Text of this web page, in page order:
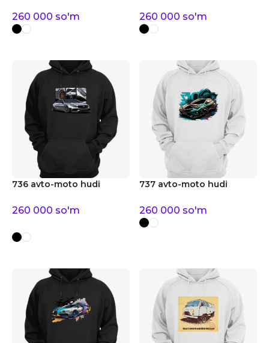
260 000 so'm 260 000 so'm
736 avto-moto hudi
260 000 so'm
737 avto-moto hudi
260 000 so'm